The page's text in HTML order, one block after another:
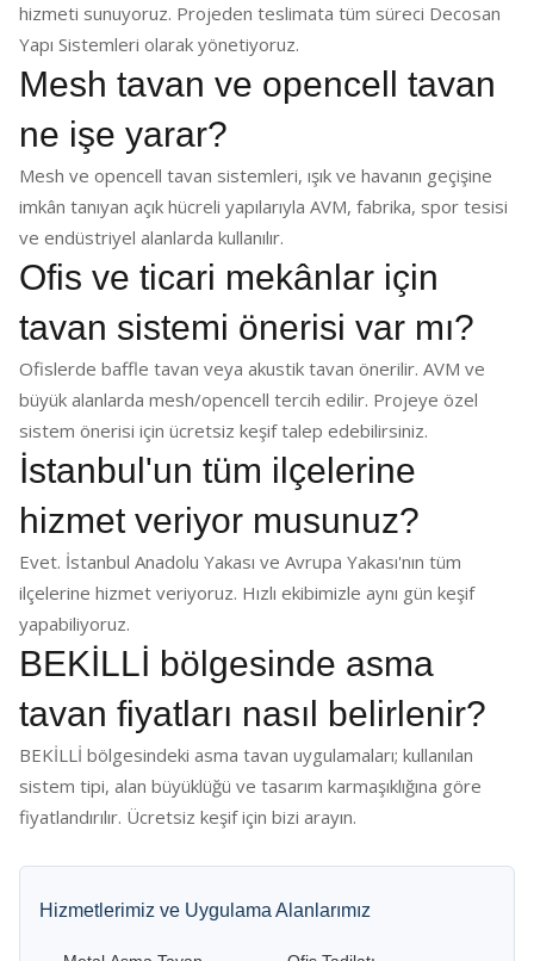
hizmeti sunuyoruz. Projeden teslimata tüm süreci Decosan
Yapı Sistemleri olarak yönetiyoruz.
Mesh tavan ve opencell tavan
ne işe yarar?
Mesh ve opencell tavan sistemleri, ışık ve havanın geçişine
imkân tanıyan açık hücreli yapılarıyla AVM, fabrika, spor tesisi
ve endüstriyel alanlarda kullanılır.
Ofis ve ticari mekânlar için
tavan sistemi önerisi var mı?
Ofislerde baffle tavan veya akustik tavan önerilir. AVM ve
büyük alanlarda mesh/opencell tercih edilir. Projeye özel
sistem önerisi için ücretsiz keşif talep edebilirsiniz.
İstanbul'un tüm ilçelerine
hizmet veriyor musunuz?
Evet. İstanbul Anadolu Yakası ve Avrupa Yakası'nın tüm
ilçelerine hizmet veriyoruz. Hızlı ekibimizle aynı gün keşif
yapabiliyoruz.
BEKİLLİ bölgesinde asma
tavan fiyatları nasıl belirlenir?
BEKİLLİ bölgesindeki asma tavan uygulamaları; kullanılan
sistem tipi, alan büyüklüğü ve tasarım karmaşıklığına göre
fiyatlandırılır. Ücretsiz keşif için bizi arayın.
Hizmetlerimiz ve Uygulama Alanlarımız